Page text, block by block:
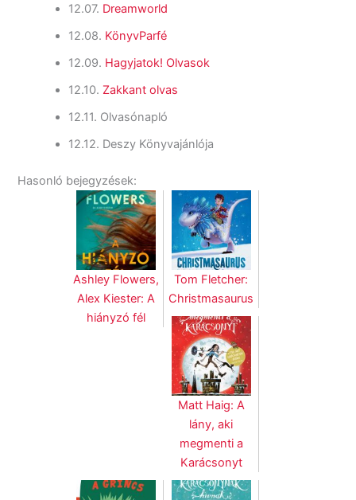
12.07. Dreamworld
12.08. KönyvParfé
12.09. Hagyjatok! Olvasok
12.10. Zakkant olvas
12.11. Olvasónapló
12.12. Deszy Könyvajánlója
Hasonló bejegyzések:
Ashley Flowers,
Alex Kiester: A
hiányzó fél
Tom Fletcher:
Christmasaurus
Matt Haig: A
lány, aki
megmenti a
Karácsonyt